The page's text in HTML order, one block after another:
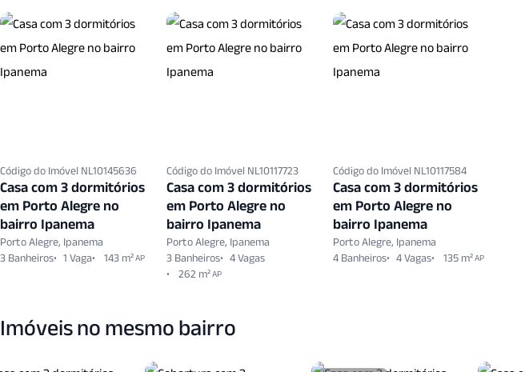
Código do Imóvel NL10145636
Casa com 3 dormitórios
em Porto Alegre no
bairro Ipanema
Porto Alegre, Ipanema
3 Banheiros
1 Vaga 143 m²AP
Código do Imóvel NL10117723
Casa com 3 dormitórios
em Porto Alegre no
bairro Ipanema
Porto Alegre, Ipanema
3 Banheiros
4 Vagas
262 m²AP
Código do Imóvel NL10117584
Casa com 3 dormitórios
em Porto Alegre no
bairro Ipanema
Porto Alegre, Ipanema
4 Banheiros
4 Vagas 135 m²AP
Imóveis no mesmo bairro